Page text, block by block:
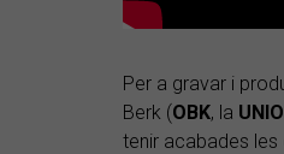
Per a gravar i
Berk (OBK, la
tenir acabades les